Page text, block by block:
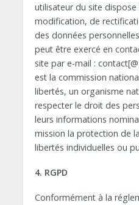
utilisateur du site dispose
modification, de
des données
peut être exercé en
site par e-mail :
est la commission
libertés, un organisme
respecter le droit des
leurs informations
mission la protection de
libertés individuelles ou
4. RGPD
Conformément à la